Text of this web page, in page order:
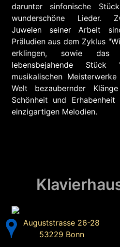
darunter sinfonische
wunderschöne Lieder.
Juwelen seiner Arbeit
Präludien aus dem Zyklus
erklingen, sowie das
lebensbejahende Stück
musikalischen
Welt bezaubernder
Schönheit und
einzigartigen Melodien.
Auguststrasse 26-28
53229 Bonn